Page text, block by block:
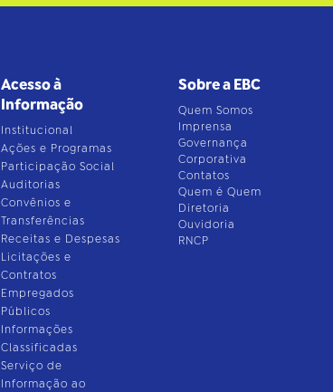
Acesso à
Informação
Institucional
Ações e Programas
Participação Social
Auditorias
Convênios e
Transferências
Receitas e Despesas
Licitações e
Contratos
Empregados
Públicos
Informações
Classificadas
Serviço de
Informação ao
Sobre a EBC
Quem Somos
Imprensa
Governança
Corporativa
Contatos
Quem é Quem
Diretoria
Ouvidoria
RNCP